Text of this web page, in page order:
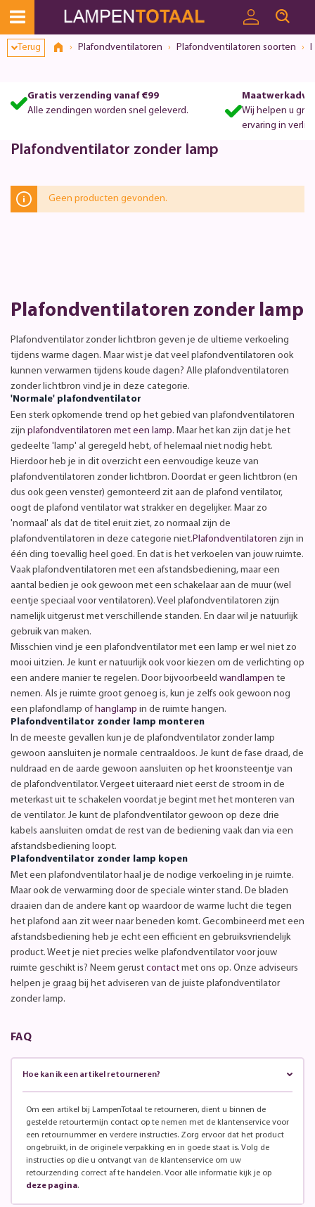
Terug Plafondventilatoren Plafondventilatoren soorten
Gratis verzending vanaf €99
Alle zendingen worden snel geleverd.
Wij helpen u
ervaring in
Plafondventilator zonder lamp
Geen producten gevonden.
Plafondventilatoren zonder lamp
Plafondventilator zonder lichtbron geven je de ultieme verkoeling
tijdens warme dagen. Maar wist je dat veel plafondventilatoren ook
kunnen verwarmen tijdens koude dagen? Alle plafondventilatoren
zonder lichtbron vind je in deze categorie.
'Normale' plafondventilator
Een sterk opkomende trend op het gebied van plafondventilatoren
zijn plafondventilatoren met een lamp. Maar het kan zijn dat je het
gedeelte 'lamp' al geregeld hebt, of helemaal niet nodig hebt.
Hierdoor heb je in dit overzicht een eenvoudige keuze van
plafondventilatoren zonder lichtbron. Doordat er geen lichtbron (en
dus ook geen venster) gemonteerd zit aan de plafond ventilator,
oogt de plafond ventilator wat strakker en degelijker. Maar zo
'normaal' als dat de titel eruit ziet, zo normaal zijn de
plafondventilatoren in deze categorie niet.Plafondventilatoren zijn in
één ding toevallig heel goed. En dat is het verkoelen van jouw ruimte.
Vaak plafondventilatoren met een afstandsbediening, maar een
aantal bedien je ook gewoon met een schakelaar aan de muur (wel
eentje speciaal voor ventilatoren). Veel plafondventilatoren zijn
namelijk uitgerust met verschillende standen. En daar wil je natuurlijk
gebruik van maken.
Misschien vind je een plafondventilator met een lamp er wel niet zo
mooi uitzien. Je kunt er natuurlijk ook voor kiezen om de verlichting op
een andere manier te regelen. Door bijvoorbeeld wandlampen te
nemen. Als je ruimte groot genoeg is, kun je zelfs ook gewoon nog
een plafondlamp of hanglamp in de ruimte hangen.
Plafondventilator zonder lamp monteren
In de meeste gevallen kun je de plafondventilator zonder lamp
gewoon aansluiten je normale centraaldoos. Je kunt de fase draad, de
nuldraad en de aarde gewoon aansluiten op het kroonsteentje van
de plafondventilator. Vergeet uiteraard niet eerst de stroom in de
meterkast uit te schakelen voordat je begint met het monteren van
de ventilator. Je kunt de plafondventilator gewoon op deze drie
kabels aansluiten omdat de rest van de bediening vaak dan via een
afstandsbediening loopt.
Plafondventilator zonder lamp kopen
Met een plafondventilator haal je de nodige verkoeling in je ruimte.
Maar ook de verwarming door de speciale winter stand. De bladen
draaien dan de andere kant op waardoor de warme lucht die tegen
het plafond aan zit weer naar beneden komt. Gecombineerd met een
afstandsbediening heb je echt een efficiënt en gebruiksvriendelijk
product. Weet je niet precies welke plafondventilator voor jouw
ruimte geschikt is? Neem gerust contact met ons op. Onze adviseurs
helpen je graag bij het adviseren van de juiste plafondventilator
zonder lamp.
FAQ
Hoe kan ik een artikel retourneren?
Om een artikel bij LampenTotaal te retourneren, dient u binnen de
gestelde retourtermijn contact op te nemen met de klantenservice voor
een retournummer en verdere instructies. Zorg ervoor dat het product
ongebruikt, in de originele verpakking en in goede staat is. Volg de
instructies op die u ontvangt van de klantenservice om uw
retourzending correct af te handelen. Voor alle informatie kijk je op
deze pagina.